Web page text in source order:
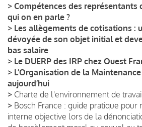
> Compétences des représentants
qui on en parle ?
> Les allègements de cotisations :
dévoyée de son objet initial et
bas salaire
> Le DUERP des IRP chez Ouest
> L’Organisation de la Maintenance
aujourd’hui
> Charte de l'environnement de
> Bosch France : guide pratique
interne objective lors de la